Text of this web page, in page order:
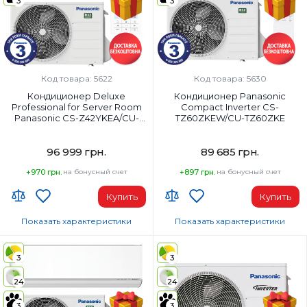
18000
Класс энергопотребления (охлаждение):
A+++
Цвет внутреннего блока:
24000
Класс энергопотребления
A++
Цвет внутреннего блока:
Код товара: 5622
Кондиционер Deluxe
Professional for Server Room
Panasonic CS-Z42YKEA/CU-
96 999 грн.
+970 грн. на бонусный счет
Купить
Wi-Fi модуль:
Wi-Fi (встроенный)
Площадь помещения, м²:
42
Мощность, BTU:
Показать характеристики
Код товара: 5630
Кондиционер Panasonic
Compact Inverter CS-
TZ60ZKEW/CU-TZ60ZKE
89 685 грн.
+897 грн. на бонусный счет
Купить
Wi-Fi модуль:
Wi-Fi (встроенный)
Площадь помещения, м²:
65
Мощность, BTU:
Показать характеристики
3
24
3
24